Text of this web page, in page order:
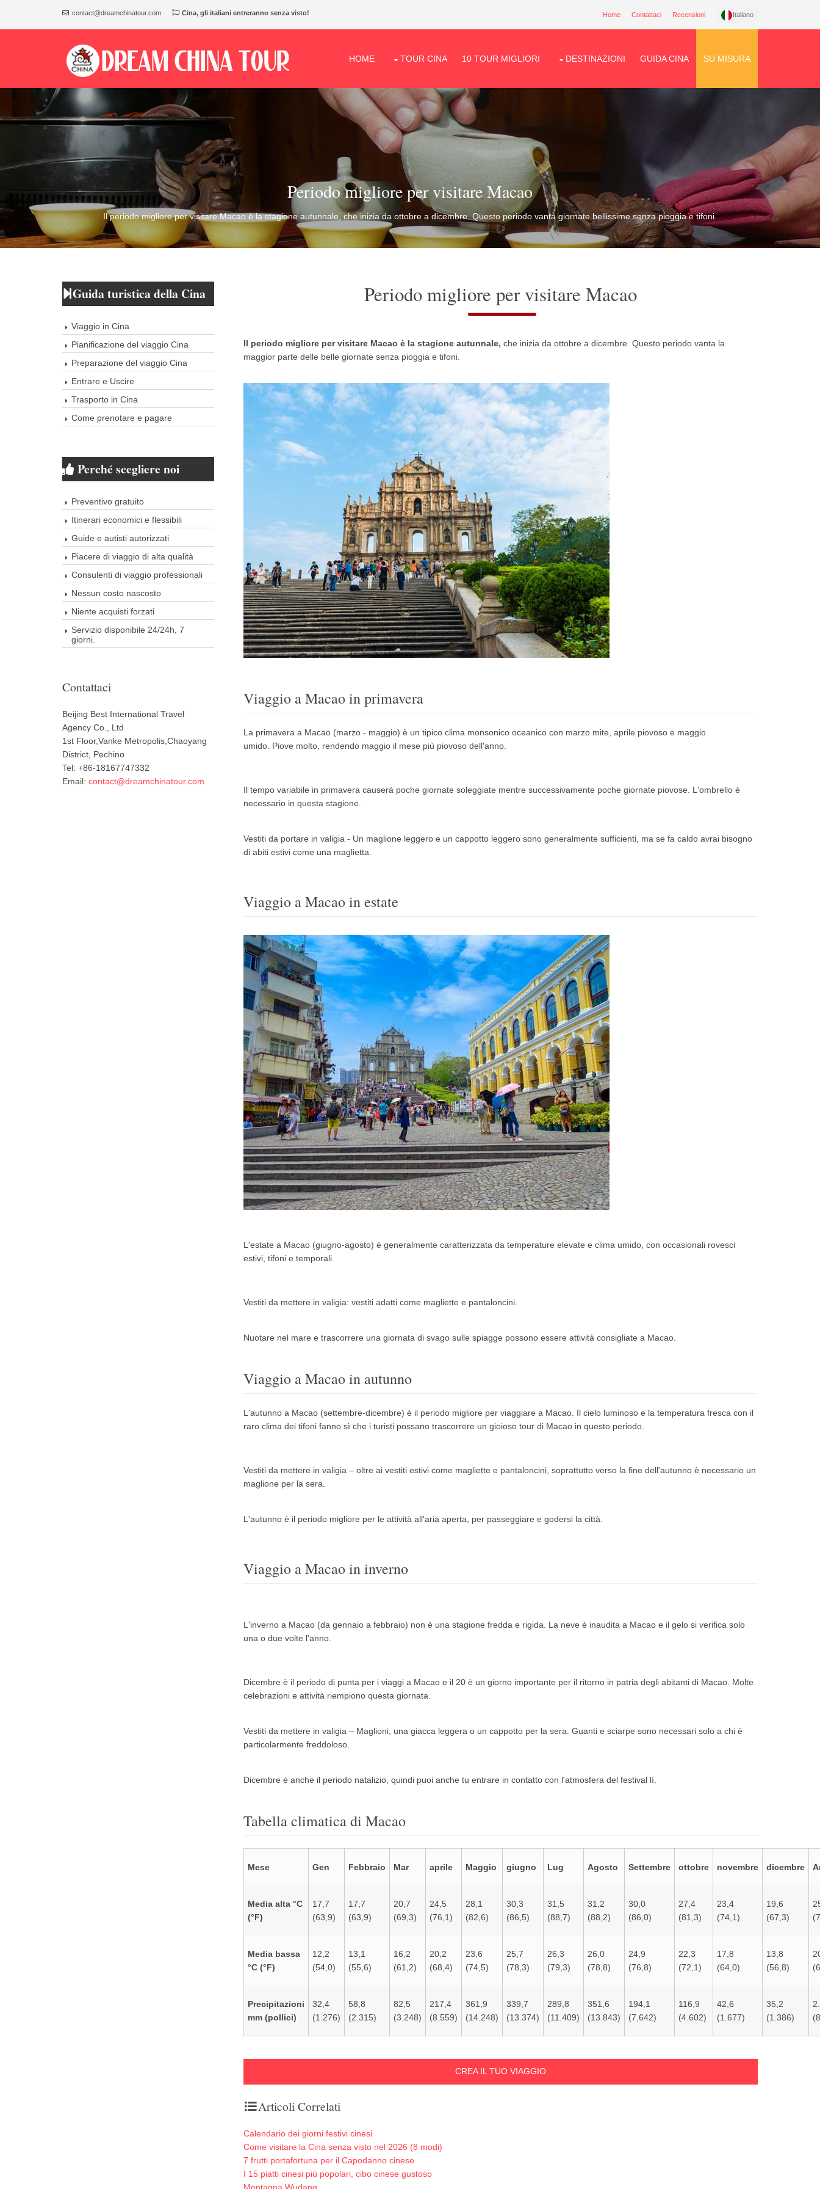
contact@dreamchinatour.com Cina, gli italiani entreranno senza visto! Home Contattaci Recensioni Italiano
HOME TOUR CINA 10 TOUR MIGLIORI DESTINAZIONI GUIDA CINA SU MISURA
Periodo migliore per visitare Macao
Il periodo migliore per visitare Macao è la stagione autunnale, che inizia da ottobre a dicembre. Questo periodo vanta giornate bellissime senza pioggia e tifoni.
Guida turistica della Cina
Viaggio in Cina
Pianificazione del viaggio Cina
Preparazione del viaggio Cina
Entrare e Uscire
Trasporto in Cina
Come prenotare e pagare
Perché scegliere noi
Preventivo gratuito
Itinerari economici e flessibili
Guide e autisti autorizzati
Piacere di viaggio di alta qualità
Consulenti di viaggio professionali
Nessun costo nascosto
Niente acquisti forzati
Servizio disponibile 24/24h, 7
giorni.
Contattaci
Beijing Best International Travel
Agency Co., Ltd
1st Floor,Vanke Metropolis,Chaoyang
District, Pechino
Tel: +86-18167747332
Email: contact@dreamchinatour.com
Periodo migliore per visitare Macao
Il periodo migliore per visitare Macao è la stagione autunnale, che inizia da ottobre a dicembre. Questo periodo vanta la
maggior parte delle belle giornate senza pioggia e tifoni.
Viaggio a Macao in primavera
La primavera a Macao (marzo - maggio) è un tipico clima monsonico oceanico con marzo mite, aprile piovoso e maggio
umido. Piove molto, rendendo maggio il mese più piovoso dell'anno.
Il tempo variabile in primavera causerà poche giornate soleggiate mentre successivamente poche giornate piovose. L'ombrello è
necessario in questa stagione.
Vestiti da portare in valigia - Un maglione leggero e un cappotto leggero sono generalmente sufficienti, ma se fa caldo avrai bisogno
di abiti estivi come una maglietta.
Viaggio a Macao in estate
L'estate a Macao (giugno-agosto) è generalmente caratterizzata da temperature elevate e clima umido, con occasionali rovesci
estivi, tifoni e temporali.
Vestiti da mettere in valigia: vestiti adatti come magliette e pantaloncini.
Nuotare nel mare e trascorrere una giornata di svago sulle spiagge possono essere attività consigliate a Macao.
Viaggio a Macao in autunno
L'autunno a Macao (settembre-dicembre) è il periodo migliore per viaggiare a Macao. Il cielo luminoso e la temperatura fresca con il
raro clima dei tifoni fanno sì che i turisti possano trascorrere un gioioso tour di Macao in questo periodo.
Vestiti da mettere in valigia – oltre ai vestiti estivi come magliette e pantaloncini, soprattutto verso la fine dell'autunno è necessario un
maglione per la sera.
L'autunno è il periodo migliore per le attività all'aria aperta, per passeggiare e godersi la città.
Viaggio a Macao in inverno
L'inverno a Macao (da gennaio a febbraio) non è una stagione fredda e rigida. La neve è inaudita a Macao e il gelo si verifica solo
una o due volte l'anno.
Dicembre è il periodo di punta per i viaggi a Macao e il 20 è un giorno importante per il ritorno in patria degli abitanti di Macao. Molte
celebrazioni e attività riempiono questa giornata.
Vestiti da mettere in valigia – Maglioni, una giacca leggera o un cappotto per la sera. Guanti e sciarpe sono necessari solo a chi è
particolarmente freddoloso.
Dicembre è anche il periodo natalizio, quindi puoi anche tu entrare in contatto con l'atmosfera del festival lì.
Tabella climatica di Macao
Mese Gen Febbraio Mar aprile Maggio giugno Lug Agosto Settembre ottobre novembre dicembre
Media alta °C
(°F)
17,7
(63,9)
17,7
(63,9)
20,7
(69,3)
24,5
(76,1)
28,1
(82,6)
30,3
(86,5)
31,5
(88,7)
31,2
(88,2)
30,0
(86,0)
27,4
(81,3)
23,4
(74,1)
19,6
(67,3)
Media bassa
°C (°F)
12,2
(54,0)
13,1
(55,6)
16,2
(61,2)
20,2
(68,4)
23,6
(74,5)
25,7
(78,3)
26,3
(79,3)
26,0
(78,8)
24,9
(76,8)
22,3
(72,1)
17,8
(64,0)
13,8
(56,8)
Precipitazioni
mm (pollici)
32,4
(1.276)
58,8
(2.315)
82,5
(3.248)
217,4
(8.559)
361,9
(14.248)
339,7
(13.374)
289,8
(11.409)
351,6
(13.843)
194,1
(7,642)
116,9
(4.602)
42,6
(1.677)
35,2
(1.386)
CREA IL TUO VIAGGIO
Articoli Correlati
Calendario dei giorni festivi cinesi
Come visitare la Cina senza visto nel 2026 (8 modi)
7 frutti portafortuna per il Capodanno cinese
I 15 piatti cinesi più popolari, cibo cinese gustoso